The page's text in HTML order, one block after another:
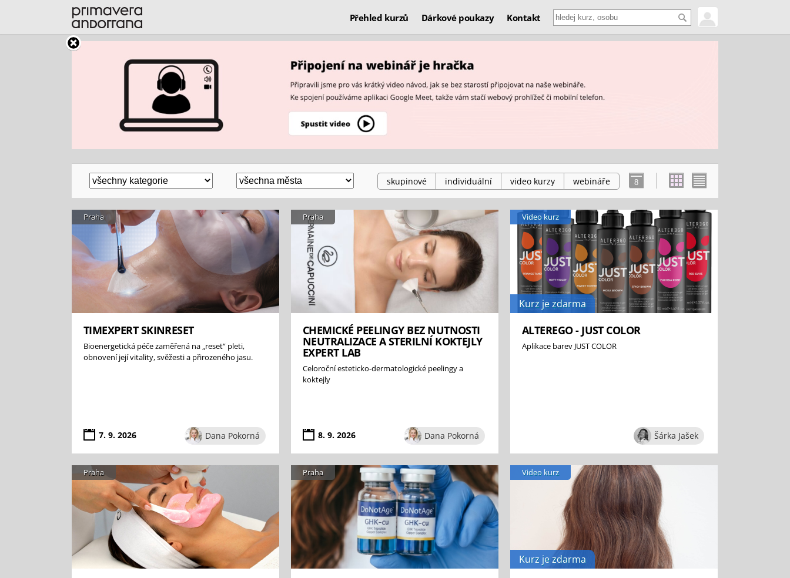
Přehled kurzů Dárkové poukazy Kontakt
skupinové individuální video kurzy webináře 8
TIMEXPERT SKINRESET
Bioenergetická péče zaměřená na „reset“ pleti,
obnovení její vitality, svěžesti a přirozeného jasu.
7. 9. 2026 Dana Pokorná
Praha
CHEMICKÉ PEELINGY BEZ NUTNOSTI
NEUTRALIZACE A STERILNÍ KOKTEJLY
EXPERT LAB
Celoroční esteticko-dermatologické peelingy a
koktejly
8. 9. 2026 Dana Pokorná
Praha
Kurz je zdarma
ALTEREGO - JUST COLOR
Aplikace barev JUST COLOR
Šárka Jašek
Video kurz
Praha Praha
Kurz je zdarma
Video kurz